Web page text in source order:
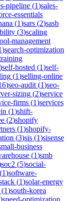
pipeline (1)sales-
essentials
(1)sars (2)sasb
(3)scaling
management
)search-optimization
)self-hosted (1)self-
(1)selling-online
)seo-audit (1)seo-
sizing (2)service
firms (1)services
(1)shift-
(2)shopify
(1)shopify-
(3)sis (1)sisense
business
(1)smb
soc2 (5)social-
(1)software-
(1)solar-energy
(1)south-korea
)speed-optimization